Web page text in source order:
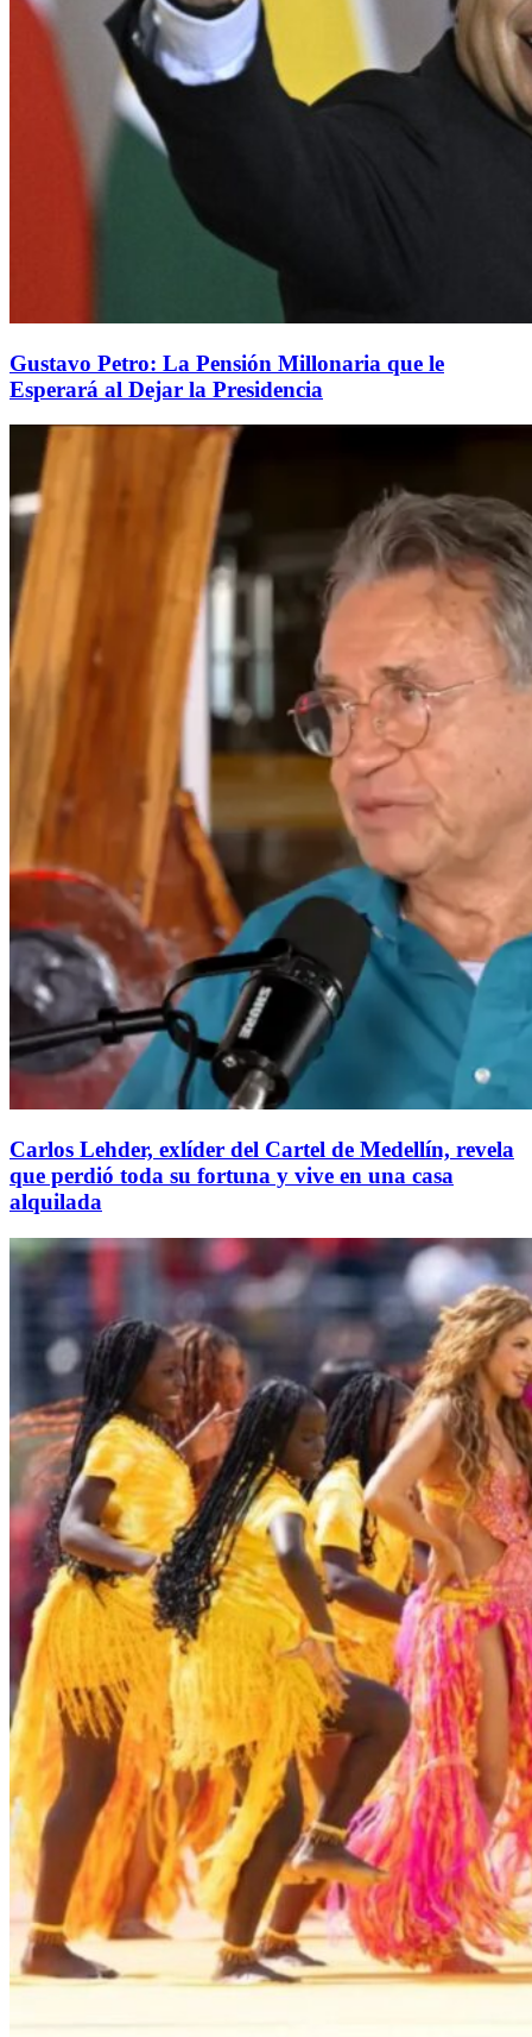
Gustavo Petro: La Pensión Millonaria que le
Esperará al Dejar la Presidencia
Carlos Lehder, exlíder del Cartel de Medellín, revela
que perdió toda su fortuna y vive en una casa
alquilada